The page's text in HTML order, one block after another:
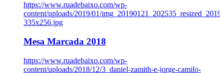
https://www.ruadebaixo.com/wp-
content/uploads/2019/01/
335x256.jpg
Mesa Marcada 2018
https://www.ruadebaixo.com/wp-
content/uploads/2018/12/3_daniel-zamith-e-jorge-camilo-